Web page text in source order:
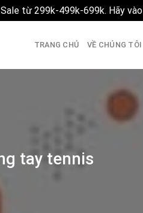
từ 299k-499k-699k. Hãy
TRANG CHỦ VỀ CHÚNG TÔI
tay tennis